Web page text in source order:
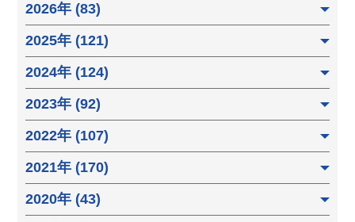
2026年 (83)
2025年 (121)
2024年 (124)
2023年 (92)
2022年 (107)
2021年 (170)
2020年 (43)